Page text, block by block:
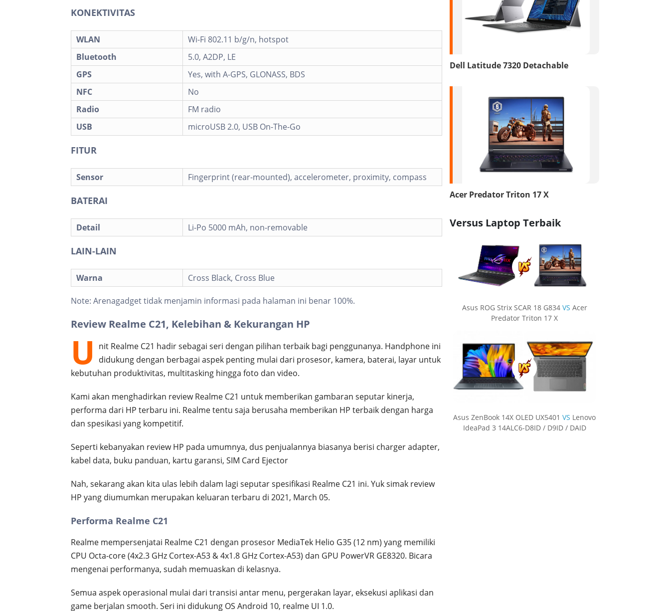
KONEKTIVITAS
WLAN
Wi-Fi 802.11 b/g/n, hotspot
Bluetooth
5.0, A2DP, LE
GPS
Yes, with A-GPS, GLONASS, BDS
NFC
No
Radio
FM radio
USB
microUSB 2.0, USB On-The-Go
FITUR
Sensor Fingerprint (rear-mounted), accelerometer, proximity, compass
BATERAI
Detail Li-Po 5000 mAh, non-removable
LAIN-LAIN
Warna Cross Black, Cross Blue
Note: Arenagadget tidak menjamin informasi pada halaman ini benar 100%.
Review Realme C21, Kelebihan & Kekurangan HP
U
nit Realme C21 hadir sebagai seri dengan pilihan terbaik bagi penggunanya. Handphone ini
didukung dengan berbagai aspek penting mulai dari prosesor, kamera, baterai, layar untuk
kebutuhan produktivitas, multitasking hingga foto dan video.
Kami akan menghadirkan review Realme C21 untuk memberikan gambaran seputar kinerja,
performa dari HP terbaru ini. Realme tentu saja berusaha memberikan HP terbaik dengan harga
dan spesikasi yang kompetitif.
Seperti kebanyakan review HP pada umumnya, dus penjualannya biasanya berisi charger adapter,
kabel data, buku panduan, kartu garansi, SIM Card Ejector
Nah, sekarang akan kita ulas lebih dalam lagi seputar spesifikasi Realme C21 ini. Yuk simak review
HP yang diumumkan merupakan keluaran terbaru di 2021, March 05.
Performa Realme C21
Realme mempersenjatai Realme C21 dengan prosesor MediaTek Helio G35 (12 nm) yang memiliki
CPU Octa-core (4x2.3 GHz Cortex-A53 & 4x1.8 GHz Cortex-A53) dan GPU PowerVR GE8320. Bicara
mengenai performanya, sudah memuaskan di kelasnya.
Semua aspek operasional mulai dari transisi antar menu, pergerakan layar, eksekusi aplikasi dan
game berjalan smooth. Seri ini didukung OS Android 10, realme UI 1.0.
Dell Latitude 7320 Detachable
Acer Predator Triton 17 X
Versus Laptop Terbaik
Asus ROG Strix SCAR 18 G834 VS Acer
Predator Triton 17 X
Asus ZenBook 14X OLED UX5401 VS Lenovo
IdeaPad 3 14ALC6-D8ID / D9ID / DAID